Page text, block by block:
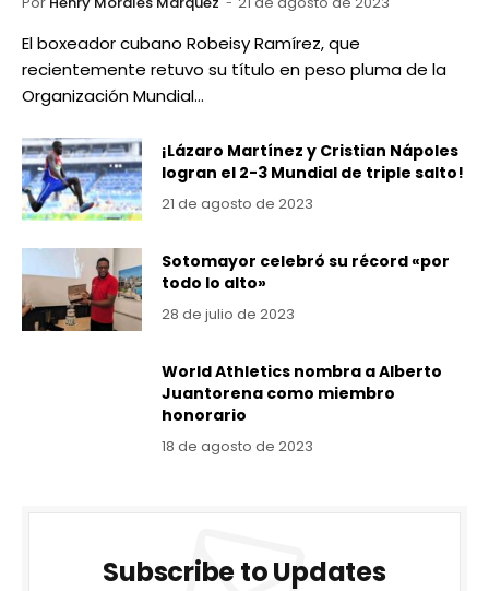
El boxeador cubano Robeisy Ramírez, que
recientemente retuvo su título en peso pluma de la
Organización Mundial…
¡Lázaro Martínez y Cristian Nápoles
logran el 2-3 Mundial de triple salto!
21 de agosto de 2023
Sotomayor celebró su récord «por
todo lo alto»
28 de julio de 2023
World Athletics nombra a Alberto
Juantorena como miembro
honorario
18 de agosto de 2023
Subscribe to Updates